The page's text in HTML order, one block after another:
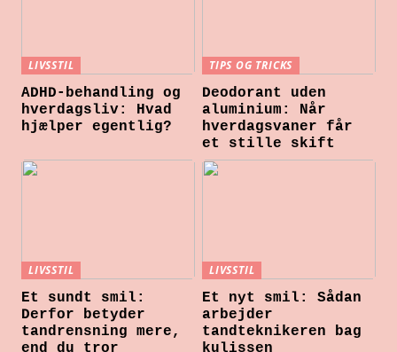
LIVSSTIL
ADHD-behandling og
hverdagsliv: Hvad
hjælper egentlig?
TIPS OG TRICKS
Deodorant uden
aluminium: Når
hverdagsvaner får
et stille skift
LIVSSTIL
Et sundt smil:
Derfor betyder
tandrensning mere,
end du tror
LIVSSTIL
Et nyt smil: Sådan
arbejder
tandteknikeren bag
kulissen